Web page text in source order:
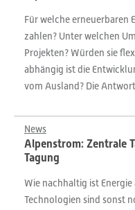
Für welche erneuerbaren
zahlen? Unter welchen
Projekten? Würden sie
abhängig ist die
vom Ausland? Die
News
Alpenstrom: Zentrale
Tagung
Wie nachhaltig ist
Technologien sind sonst